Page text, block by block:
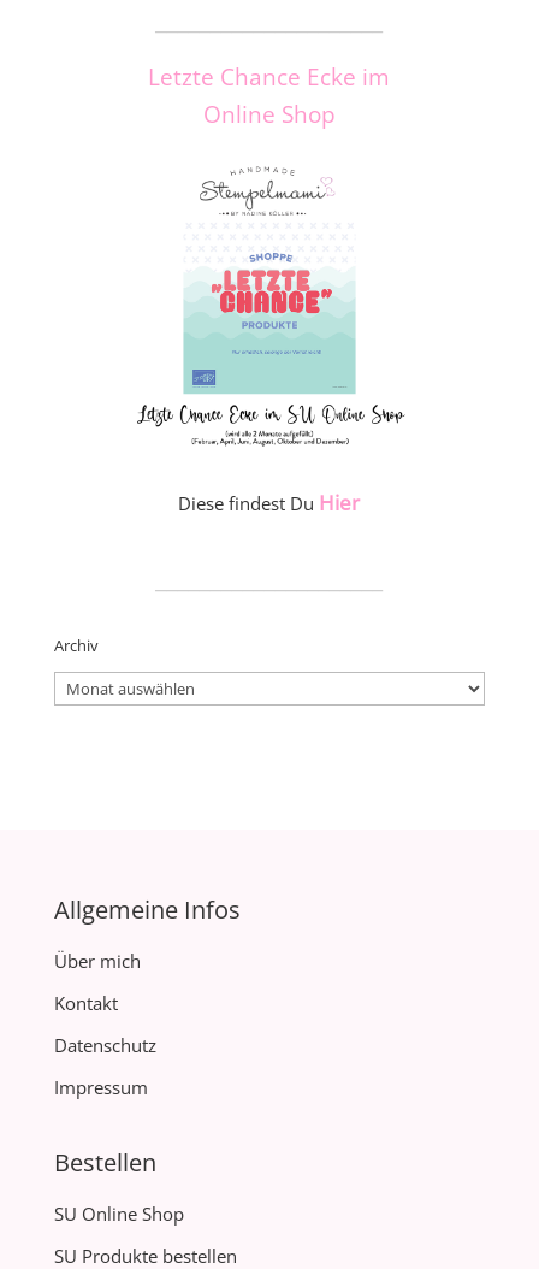
Letzte Chance Ecke im
Online Shop
Diese findest Du Hier
Archiv
Archiv
Allgemeine Infos
Über mich
Kontakt
Datenschutz
Impressum
Bestellen
SU Online Shop
SU Produkte bestellen